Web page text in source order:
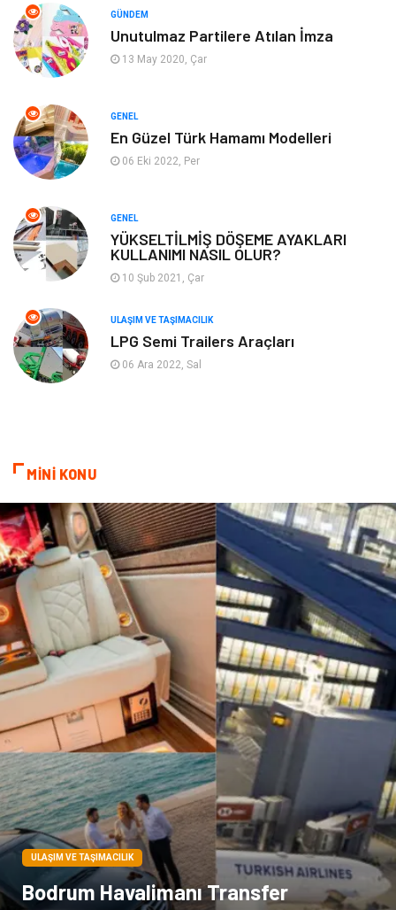
Organizasyon Mobilya
Tatil Finans & Ekonomi
Turizm
Aksesuar
Plastik
Ambalaj Eğlence
Pazarlama
Bilişim televizyon
Bebek Giyim Dernekler ve Birlikler
çiçek İnternet
Tarım & Hayvancılık Endüstriyel Ürünler
GÜNDEM
Unutulmaz Partilere Atılan İmza
13 May 2020, Çar
GENEL
En Güzel Türk Hamamı Modelleri
06 Eki 2022, Per
GENEL
YÜKSELTİLMİŞ DÖŞEME AYAKLARI
KULLANIMI NASIL OLUR?
10 Şub 2021, Çar
ULAŞIM VE TAŞIMACILIK
LPG Semi Trailers Araçları
06 Ara 2022, Sal
MİNİ KONU
ULAŞIM VE TAŞIMACILIK
Bodrum Havalimanı Transfer